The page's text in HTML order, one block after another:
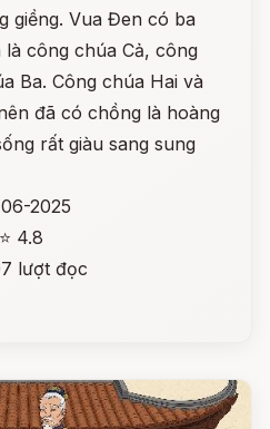
giềng. Vua Đen có ba
công chúa Cả, công
Ba. Công chúa Hai và
đã có chồng là hoàng
rất giàu sang sung
2025
⭐ 4.8
lượt đọc